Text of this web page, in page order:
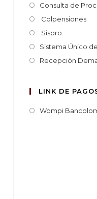
Consulta de
Colpensiones
Sispro
Sistema Único
Recepción
LINK DE
Wompi